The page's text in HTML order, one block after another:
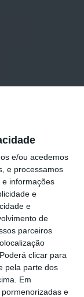
e/ou acedemos
e processamos
informações
e
e
de
parceiros
clicar para
pela parte dos
Em
e